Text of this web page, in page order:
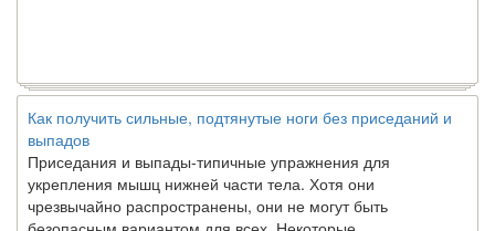
Как получить сильные, подтянутые ноги без приседаний и
выпадов
Приседания и выпады-типичные упражнения для
укрепления мышц нижней части тела. Хотя они
чрезвычайно распространены, они не могут быть
безопасным вариантом для всех. Некоторые...